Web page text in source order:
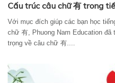
Cấu trúc câu chữ 有 trong
Với mục đích giúp các bạn học
chữ 有, Phuong Nam Education
trọng về câu chữ 有....